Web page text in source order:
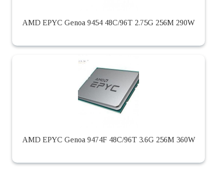
AMD EPYC Genoa 9454 48C/96T 2.75G 256M 290W
AMD EPYC Genoa 9474F 48C/96T 3.6G 256M 360W